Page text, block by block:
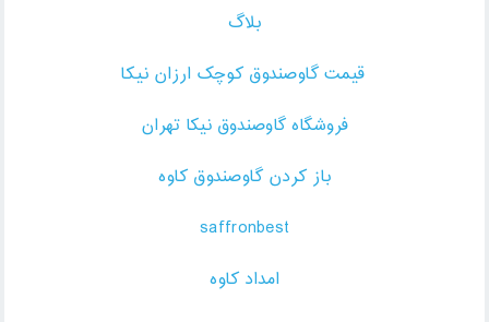
بلاگ
قیمت گاوصندوق کوچک ارزان نیکا
فروشگاه گاوصندوق نیکا تهران
باز کردن گاوصندوق کاوه
saffronbest
امداد کاوه